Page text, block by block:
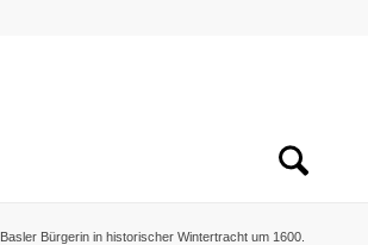
Basler Bürgerin in historischer Wintertracht um 1600.